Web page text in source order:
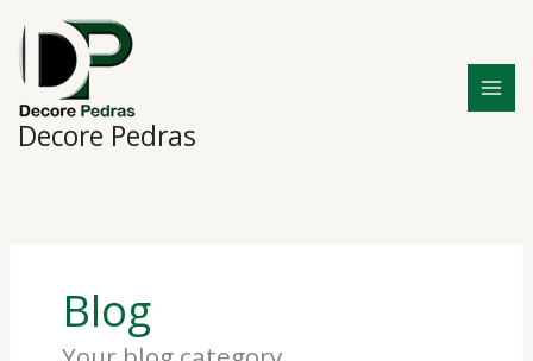
para
conteúdo
Decore Pedras
Blog
por: